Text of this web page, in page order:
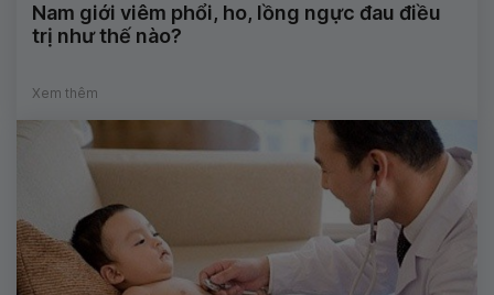
Nam giới viêm phổi, ho, lồng ngực đau điều
trị như thế nào?
Xem thêm